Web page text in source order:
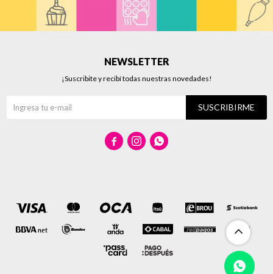
NEWSLETTER
¡Suscribite y recibí todas nuestras novedades!
SUSCRIBIRME
  